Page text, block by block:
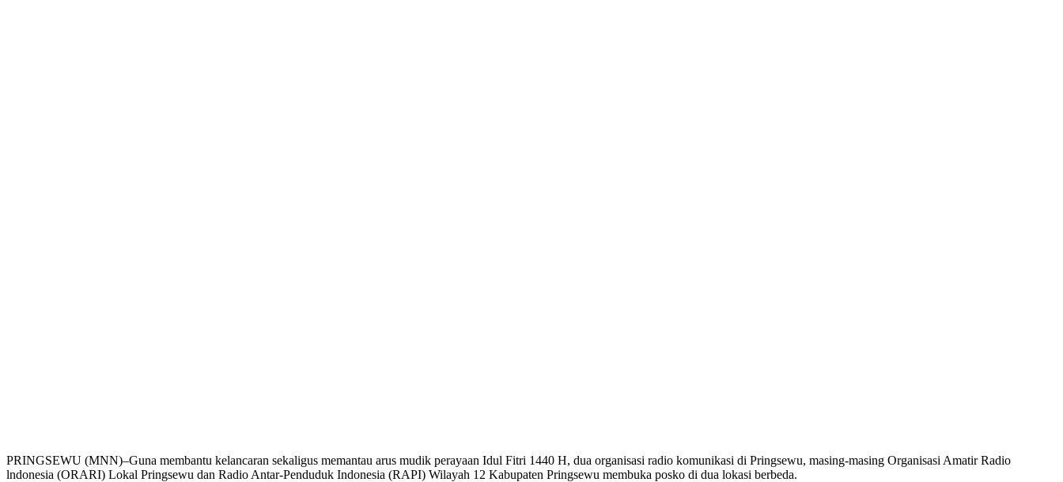
PRINGSEWU (MNN)–Guna membantu kelancaran sekaligus memantau arus mudik perayaan Idul Fitri 1440 H, dua organisasi radio komunikasi di Pringsewu, masing-masing Organisasi Amatir Radio
lndonesia (ORARI) Lokal Pringsewu dan Radio Antar-Penduduk Indonesia (RAPI) Wilayah 12 Kabupaten Pringsewu membuka posko di dua lokasi berbeda.